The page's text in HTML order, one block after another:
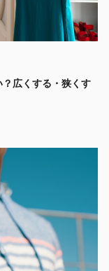
？広くする・狭くす